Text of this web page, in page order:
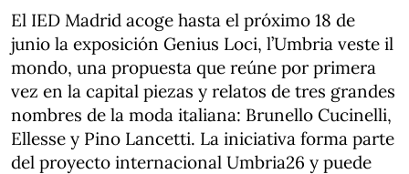
El IED Madrid acoge hasta el próximo 18 de
junio la exposición Genius Loci, l’Umbria veste il
mondo, una propuesta que reúne por primera
vez en la capital piezas y relatos de tres grandes
nombres de la moda italiana: Brunello Cucinelli,
Ellesse y Pino Lancetti. La iniciativa forma parte
del proyecto internacional Umbria26 y puede